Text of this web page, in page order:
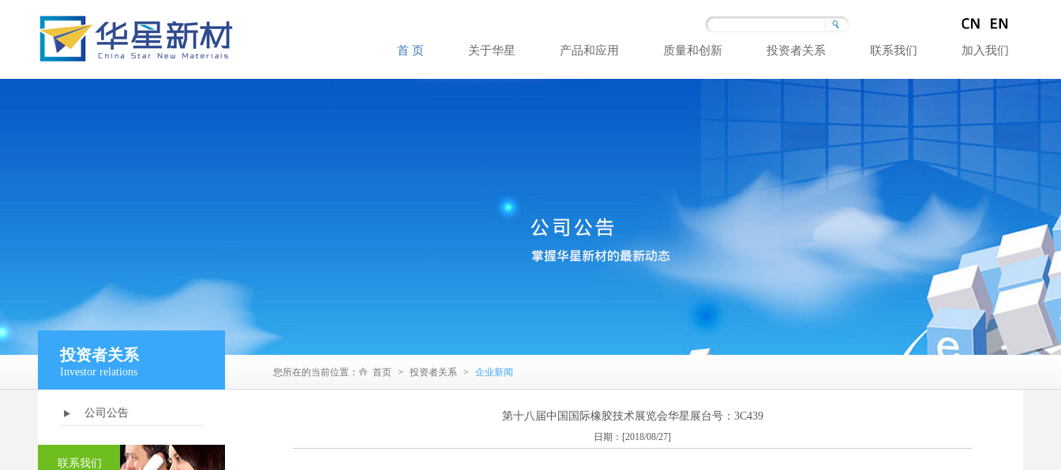
首 页 关于华星 产品和应用 质量和创新 投资者关系 联系我们 加入我们
投资者关系
Investor relations
公司公告
联系我们
您所在的当前位置： 首页 > 投资者关系 > 企业新闻
第十八届中国国际橡胶技术展览会华星展台号：3C439
日期：[2018/08/27]